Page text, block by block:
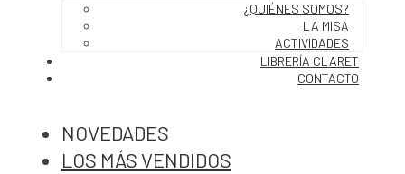
¿QUIÉNES SOMOS?
LA MISA
ACTIVIDADES
LIBRERÍA CLARET
CONTACTO
NOVEDADES
LOS MÁS VENDIDOS